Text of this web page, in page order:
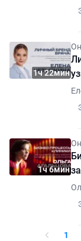
1ч 22мин
1ч 6мин
1